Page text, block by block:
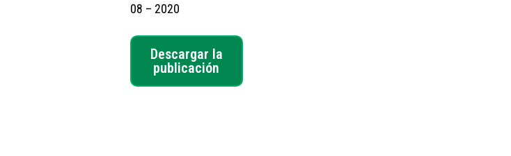
08 – 2020
Descargar la
publicación